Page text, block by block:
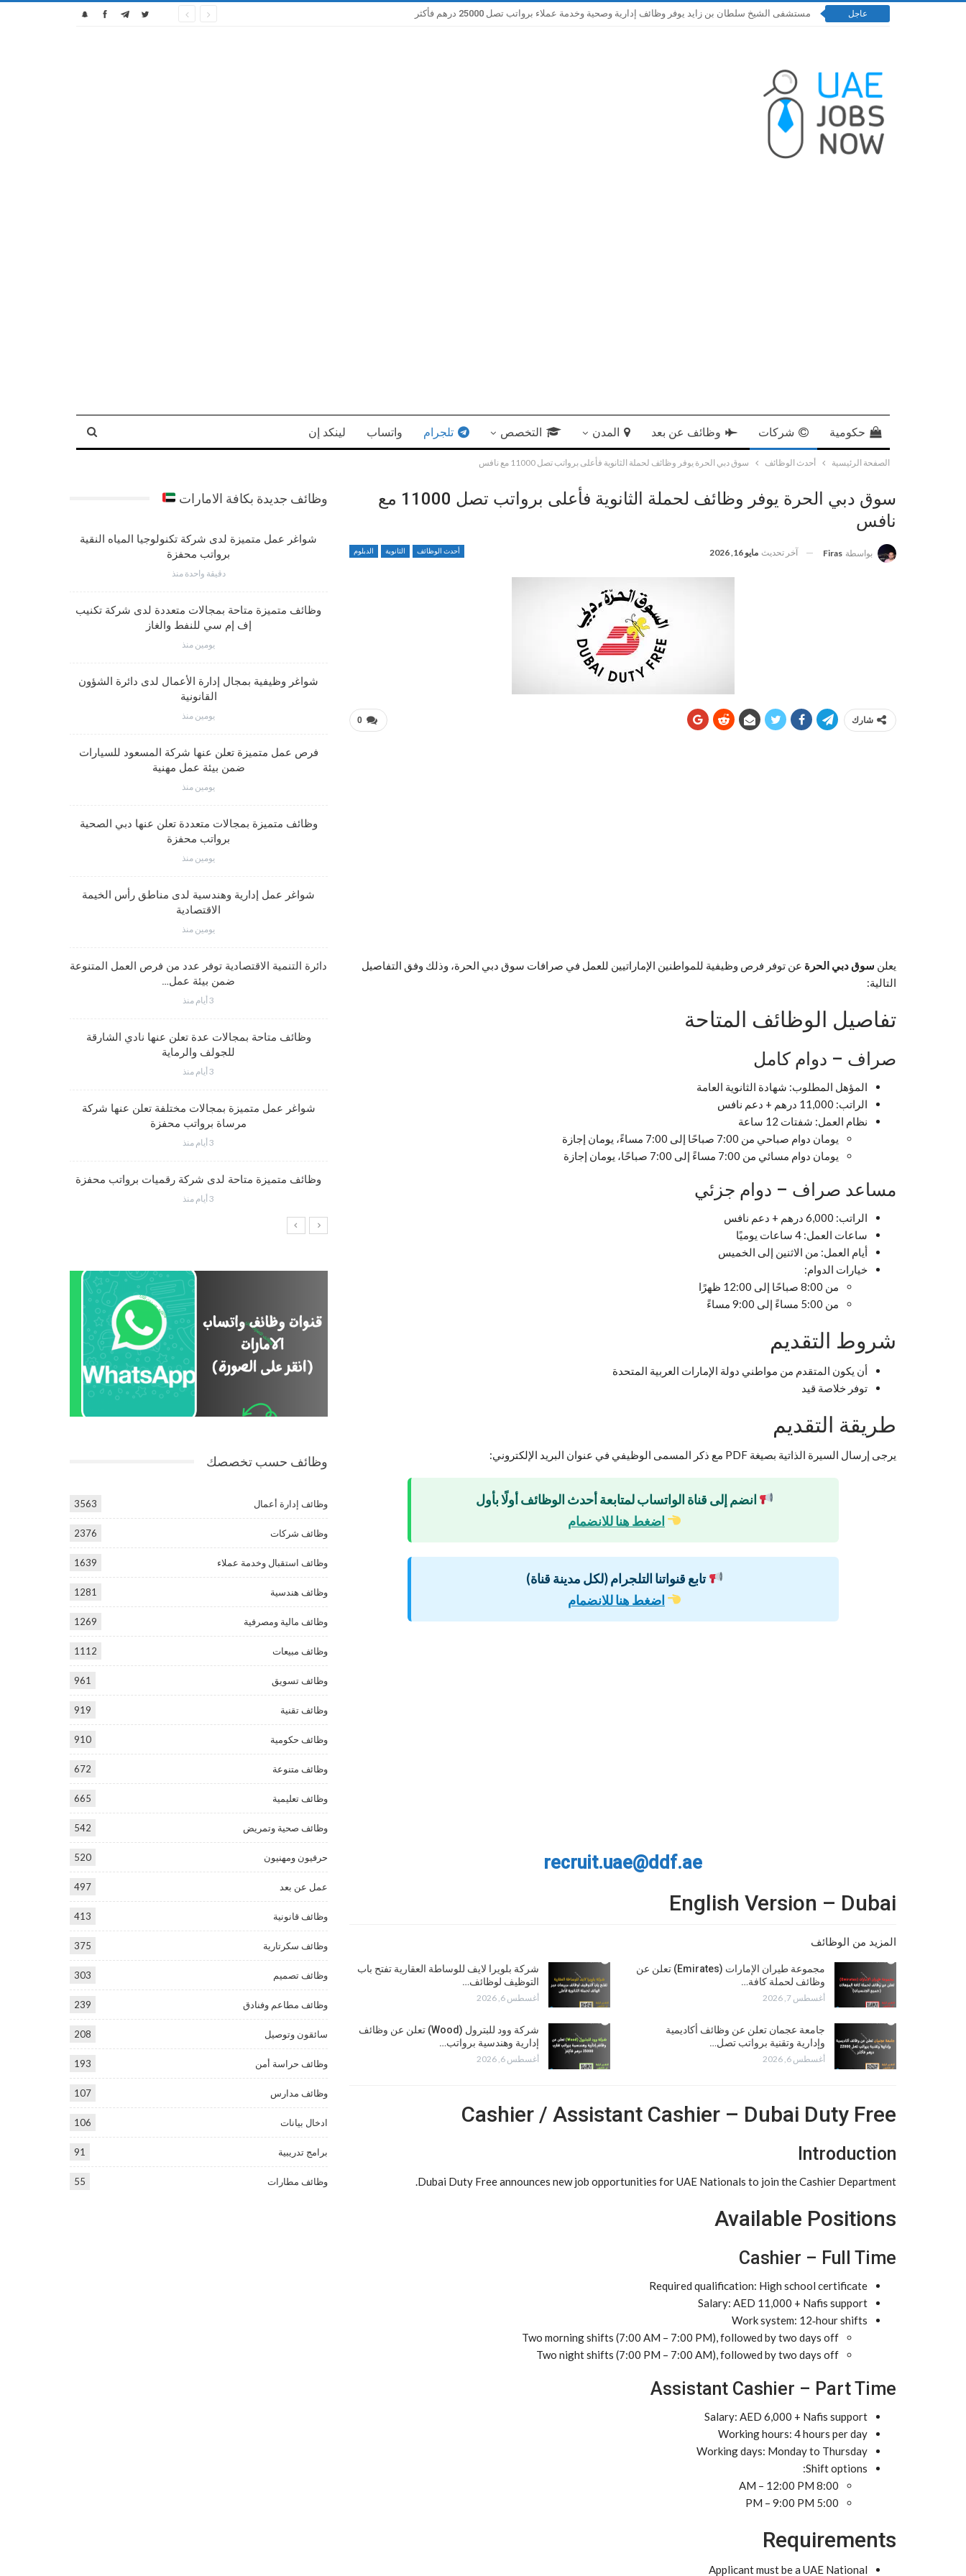
عاجل مستشفى الشيخ سلطان بن زايد يوفر وظائف إدارية وصحية وخدمة عملاء برواتب تصل 25000 درهم فأكثر
حكومية شركات وظائف عن بعد المدن التخصص تلجرام واتساب لينكد إن
الصفحة الرئيسية أحدث الوظائف سوق دبي الحرة يوفر وظائف لحملة الثانوية فأعلى برواتب تصل 11000 مع نافس
سوق دبي الحرة يوفر وظائف لحملة الثانوية فأعلى برواتب تصل 11000 مع
نافس
أحدث الوظائف الثانوية الدبلوم بواسطة Firas آخر تحديث مايو 16, 2026
0 شارك
يعلن سوق دبي الحرة عن توفر فرص وظيفية للمواطنين الإماراتيين للعمل في صرافات سوق دبي الحرة، وذلك وفق التفاصيل
التالية:
تفاصيل الوظائف المتاحة
صراف – دوام كامل
المؤهل المطلوب: شهادة الثانوية العامة
الراتب: 11,000 درهم + دعم نافس
نظام العمل: شفتات 12 ساعة
يومان دوام صباحي من 7:00 صباحًا إلى 7:00 مساءً، يومان إجازة
يومان دوام مسائي من 7:00 مساءً إلى 7:00 صباحًا، يومان إجازة
مساعد صراف – دوام جزئي
الراتب: 6,000 درهم + دعم نافس
ساعات العمل: 4 ساعات يوميًا
أيام العمل: من الاثنين إلى الخميس
خيارات الدوام:
من 8:00 صباحًا إلى 12:00 ظهرًا
من 5:00 مساءً إلى 9:00 مساءً
شروط التقديم
أن يكون المتقدم من مواطني دولة الإمارات العربية المتحدة
توفر خلاصة قيد
طريقة التقديم
يرجى إرسال السيرة الذاتية بصيغة PDF مع ذكر المسمى الوظيفي في عنوان البريد الإلكتروني:
انضم إلى قناة الواتساب لمتابعة أحدث الوظائف أولًا بأول
اضغط هنا للانضمام
تابع قنواتنا التلجرام (لكل مدينة قناة)
اضغط هنا للانضمام
recruit.uae@ddf.ae
English Version – Dubai
المزيد من الوظائف
مجموعة طيران الإمارات (Emirates) تعلن عن
وظائف لحملة كافة…
أغسطس 7, 2026
شركة بلويرا لايف للوساطة العقارية تفتح باب
التوظيف لوظائف…
أغسطس 6, 2026
جامعة عجمان تعلن عن وظائف أكاديمية
وإدارية وتقنية برواتب تصل…
أغسطس 6, 2026
شركة وود للبترول (Wood) تعلن عن وظائف
إدارية وهندسية برواتب…
أغسطس 6, 2026
Cashier / Assistant Cashier – Dubai Duty Free
Introduction
Dubai Duty Free announces new job opportunities for UAE Nationals to join the Cashier Department.
Available Positions
Cashier – Full Time
Required qualification: High school certificate
Salary: AED 11,000 + Nafis support
Work system: 12‑hour shifts
Two morning shifts (7:00 AM – 7:00 PM), followed by two days off
Two night shifts (7:00 PM – 7:00 AM), followed by two days off
Assistant Cashier – Part Time
Salary: AED 6,000 + Nafis support
Working hours: 4 hours per day
Working days: Monday to Thursday
Shift options:
8:00 AM – 12:00 PM
5:00 PM – 9:00 PM
Requirements
Applicant must be a UAE National
وظائف جديدة بكافة الامارات
للاستثمار
وظائف متميزة ضمن بيئة عمل مهنية برواتب محفزة
شواغر عمل متميزة لدى شركة تكنولوجيا المياه النقية
برواتب محفزة
دقيقة واحدة منذ
وظائف متميزة متاحة بمجالات متعددة لدى شركة تكنيب
إف إم سي للنفط والغاز
يومين منذ
شواغر وظيفية بمجال إدارة الأعمال لدى دائرة الشؤون
القانونية
يومين منذ
فرص عمل متميزة تعلن عنها شركة المسعود للسيارات
ضمن بيئة عمل مهنية
يومين منذ
وظائف متميزة بمجالات متعددة تعلن عنها دبي الصحية
برواتب محفزة
يومين منذ
شواغر عمل إدارية وهندسية لدى مناطق رأس الخيمة
الاقتصادية
يومين منذ
دائرة التنمية الاقتصادية توفر عدد من فرص العمل المتنوعة
ضمن بيئة عمل…
3 أيام منذ
وظائف متاحة بمجالات عدة تعلن عنها نادي الشارقة
للجولف والرماية
3 أيام منذ
شواغر عمل متميزة بمجالات مختلفة تعلن عنها شركة
مرساة برواتب محفزة
3 أيام منذ
وظائف متميزة متاحة لدى شركة رقميات برواتب محفزة
3 أيام منذ
وظائف حسب تخصصك
وظائف إدارة أعمال 3563
وظائف شركات 2376
وظائف استقبال وخدمة عملاء 1639
وظائف هندسية 1281
وظائف مالية ومصرفية 1269
وظائف مبيعات 1112
وظائف تسويق 961
وظائف تقنية 919
وظائف حكومية 910
وظائف متنوعة 672
وظائف تعليمية 665
وظائف صحية وتمريض 542
حرفيون ومهنيون 520
عمل عن بعد 497
وظائف قانونية 413
وظائف سكرتارية 375
وظائف تصميم 303
وظائف مطاعم وفنادق 239
سائقون وتوصيل 208
وظائف حراسة أمن 193
وظائف مدارس 107
ادخال بيانات 106
برامج تدريبية 91
وظائف مطارات 55